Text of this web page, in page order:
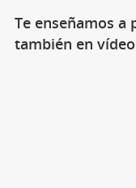
Te enseñamos a
también en